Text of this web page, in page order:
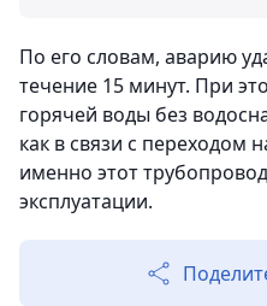
По его словам, аварию
течение 15 минут. При
горячей воды без
как в связи с переходом
именно этот
эксплуатации.